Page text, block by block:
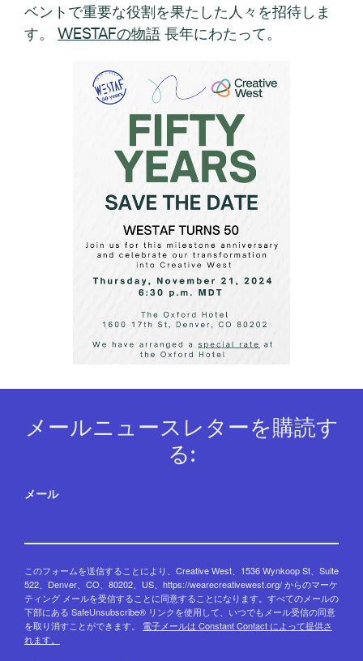
ベントで重要な役割を果たした人々を招待しま
す。 WESTAFの物語 長年にわたって。
メールニュースレターを購読す
る:
メール
このフォームを送信することにより、Creative West、1536 Wynkoop St、Suite
522、Denver、CO、80202、US、https://wearecreativewest.org/ からのマーケ
ティング メールを受信することに同意することになります。すべてのメールの
下部にある SafeUnsubscribe® リンクを使用して、いつでもメール受信の同意
を取り消すことができます。 電子メールは Constant Contact によって提供さ
れます。